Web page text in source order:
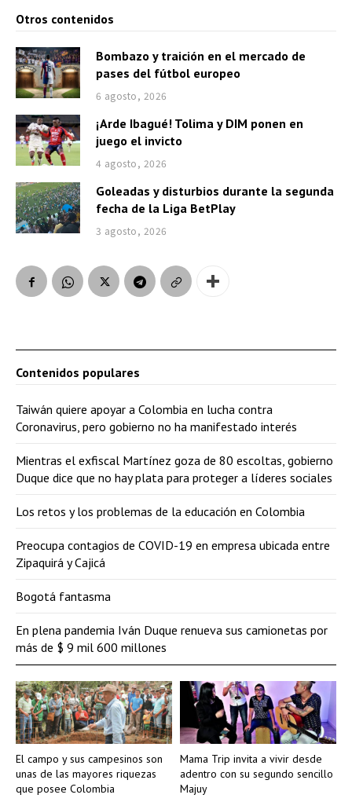
Otros contenidos
Bombazo y traición en el mercado de
pases del fútbol europeo
6 agosto, 2026
¡Arde Ibagué! Tolima y DIM ponen en
juego el invicto
4 agosto, 2026
Goleadas y disturbios durante la segunda
fecha de la Liga BetPlay
3 agosto, 2026
El campo y sus campesinos son
unas de las mayores riquezas
que posee Colombia
Mama Trip invita a vivir desde
adentro con su segundo sencillo
Majuy
Contenidos populares
Taiwán quiere apoyar a Colombia en lucha contra
Coronavirus, pero gobierno no ha manifestado interés
Mientras el exfiscal Martínez goza de 80 escoltas, gobierno
Duque dice que no hay plata para proteger a líderes sociales
Los retos y los problemas de la educación en Colombia
Preocupa contagios de COVID-19 en empresa ubicada entre
Zipaquirá y Cajicá
Bogotá fantasma
En plena pandemia Iván Duque renueva sus camionetas por
más de $ 9 mil 600 millones